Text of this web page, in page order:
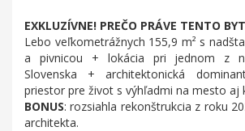
EXKLUZÍVNE! PREČO PRÁVE TENTO
Lebo veľkometrážnych 155,9 m² s
a pivnicou + lokácia pri jednom z
Slovenska + architektonická
priestor pre život s výhľadmi na mesto aj
BONUS: rozsiahla rekonštrukcia z roku
architekta.